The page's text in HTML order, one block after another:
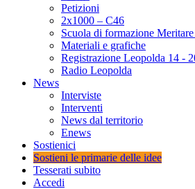
Petizioni
2x1000 – C46
Scuola di formazione Meritare
Materiali e grafiche
Registrazione Leopolda 14 -
Radio Leopolda
News
Interviste
Interventi
News dal territorio
Enews
Sostienici
Sostieni le primarie delle idee
Tesserati subito
Accedi